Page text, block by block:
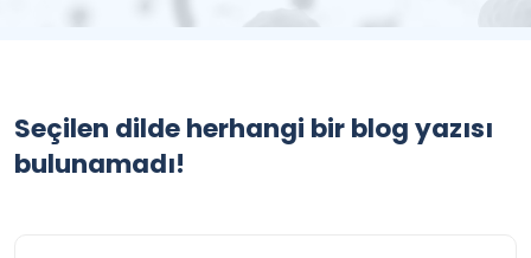
Seçilen dilde herhangi bir blog yazısı
bulunamadı!